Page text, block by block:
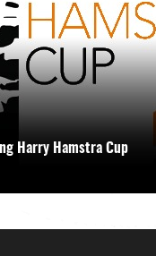
Harry Hamstra Cup